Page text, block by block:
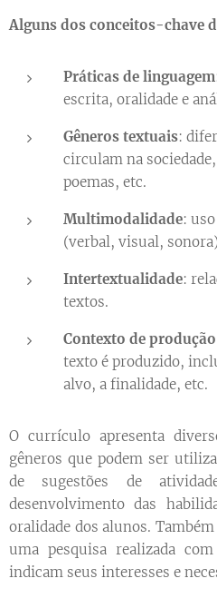
Alguns dos conceitos-chave
Práticas de linguagem
escrita, oralidade e
Gêneros textuais:
circulam na
poemas, etc.
Multimodalidade:
(verbal, visual,
Intertextualidade:
textos.
Contexto de produção
texto é produzido,
alvo, a finalidade, etc.
O currículo apresenta
gêneros que podem ser
de sugestões de
desenvolvimento das
oralidade dos alunos.
uma pesquisa realizada
indicam seus interesses e